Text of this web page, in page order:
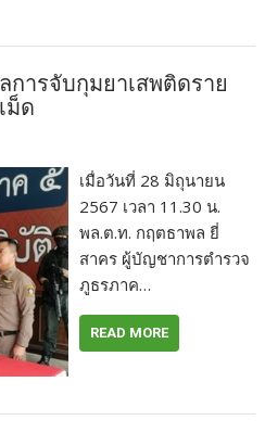
ารจับกุมยาเสพติดราย
ม็ด
เมื่อวันที่ 28 มิถุนายน
2567 เวลา 11.30 น.
พล.ต.ท. กฤตธาพล ยี่
สาคร ผู้บัญชาการตำรวจ
ภูธรภาค…
READ MORE